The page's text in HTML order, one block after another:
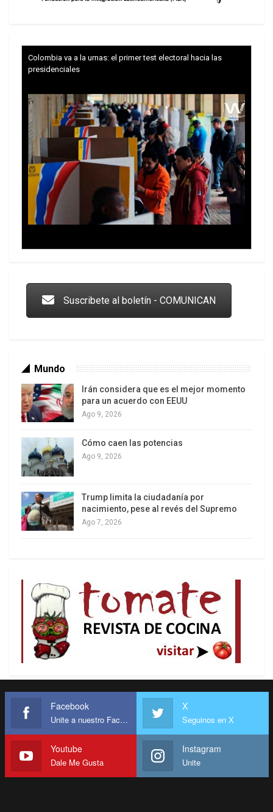
Trump y las drogas: la viga en los propios ojos
Los latinos le van dando la espalda a Trump
Colombia va a la urnas: el primer test electoral hacia las
presidenciales
Suscribete al boletín - COMUNICAN
Mundo
Irán considera que es el mejor momento
para un acuerdo con EEUU
Ago 9, 2026
Cómo caen las potencias
Ago 9, 2026
Trump limita la ciudadanía por
nacimiento, pese al revés del Supremo
Ago 7, 2026
Facebook
Unite a nuestro Facebook
X
Seguinos en X
Youtube
Dale Me Gusta
Instagram
Unite